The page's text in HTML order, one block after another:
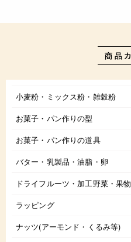
小麦粉・ミックス粉・雑穀粉
お菓子・パン作りの型
お菓子・パン作りの道具
バター・乳製品・油脂・卵
ドライフルーツ・加工野菜・果物
ラッピング
ナッツ(アーモンド・くるみ等)